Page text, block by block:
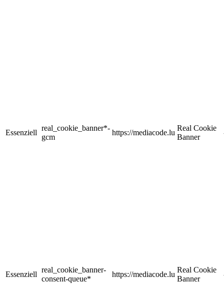
Essenziell
real_cookie_banner*-
gcm
https://mediacode.lu
Real Cookie
Banner
Essenziell
real_cookie_banner-
consent-queue*
https://mediacode.lu
Real Cookie
Banner